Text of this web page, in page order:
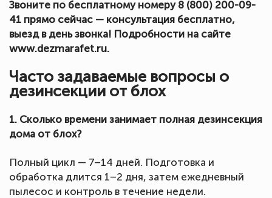
Звоните по бесплатному номеру 8 (800) 200-09-
41 прямо сейчас — консультация бесплатно,
выезд в день звонка! Подробности на сайте
www.dezmarafet.ru.
Часто задаваемые вопросы о
дезинсекции от блох
1. Сколько времени занимает полная дезинсекция
дома от блох?
Полный цикл — 7–14 дней. Подготовка и
обработка длится 1–2 дня, затем ежедневный
пылесос и контроль в течение недели.